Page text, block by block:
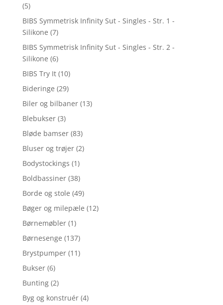
(5)
BIBS Symmetrisk Infinity Sut - Singles - Str. 1 -
Silikone (7)
BIBS Symmetrisk Infinity Sut - Singles - Str. 2 -
Silikone (6)
BIBS Try It (10)
Bideringe (29)
Biler og bilbaner (13)
Blebukser (3)
Bløde bamser (83)
Bluser og trøjer (2)
Bodystockings (1)
Boldbassiner (38)
Borde og stole (49)
Bøger og milepæle (12)
Børnemøbler (1)
Børnesenge (137)
Brystpumper (11)
Bukser (6)
Bunting (2)
Byg og konstruér (4)